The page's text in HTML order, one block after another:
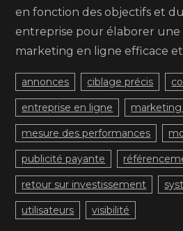
en fonction des objectifs et
entreprise pour élaborer une
marketing en ligne efficace et
annonces ciblage précis
entreprise en ligne
mesure des performances
publicité payante
retour sur investissement
utilisateurs visibilité